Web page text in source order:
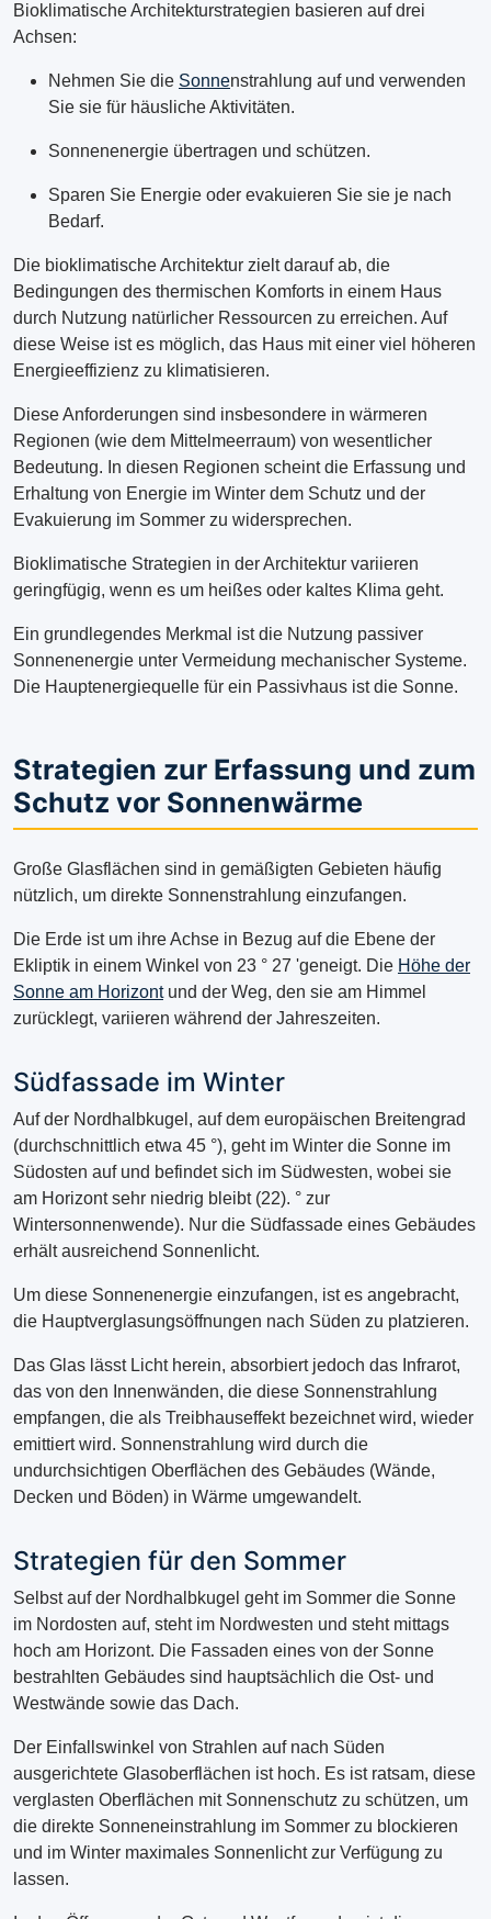
Bioklimatische Architekturstrategien basieren auf drei
Achsen:
Nehmen Sie die Sonnenstrahlung auf und verwenden
Sie sie für häusliche Aktivitäten.
Sonnenenergie übertragen und schützen.
Sparen Sie Energie oder evakuieren Sie sie je nach
Bedarf.
Die bioklimatische Architektur zielt darauf ab, die
Bedingungen des thermischen Komforts in einem Haus
durch Nutzung natürlicher Ressourcen zu erreichen. Auf
diese Weise ist es möglich, das Haus mit einer viel höheren
Energieeffizienz zu klimatisieren.
Diese Anforderungen sind insbesondere in wärmeren
Regionen (wie dem Mittelmeerraum) von wesentlicher
Bedeutung. In diesen Regionen scheint die Erfassung und
Erhaltung von Energie im Winter dem Schutz und der
Evakuierung im Sommer zu widersprechen.
Bioklimatische Strategien in der Architektur variieren
geringfügig, wenn es um heißes oder kaltes Klima geht.
Ein grundlegendes Merkmal ist die Nutzung passiver
Sonnenenergie unter Vermeidung mechanischer Systeme.
Die Hauptenergiequelle für ein Passivhaus ist die Sonne.
Strategien zur Erfassung und zum
Schutz vor Sonnenwärme
Große Glasflächen sind in gemäßigten Gebieten häufig
nützlich, um direkte Sonnenstrahlung einzufangen.
Die Erde ist um ihre Achse in Bezug auf die Ebene der
Ekliptik in einem Winkel von 23 ° 27 'geneigt. Die Höhe der
Sonne am Horizontund der Weg, den sie am Himmel
zurücklegt, variieren während der Jahreszeiten.
Südfassade im Winter
Auf der Nordhalbkugel, auf dem europäischen Breitengrad
(durchschnittlich etwa 45 °), geht im Winter die Sonne im
Südosten auf und befindet sich im Südwesten, wobei sie
am Horizont sehr niedrig bleibt (22). ° zur
Wintersonnenwende). Nur die Südfassade eines Gebäudes
erhält ausreichend Sonnenlicht.
Um diese Sonnenenergie einzufangen, ist es angebracht,
die Hauptverglasungsöffnungen nach Süden zu platzieren.
Das Glas lässt Licht herein, absorbiert jedoch das Infrarot,
das von den Innenwänden, die diese Sonnenstrahlung
empfangen, die als Treibhauseffekt bezeichnet wird, wieder
emittiert wird. Sonnenstrahlung wird durch die
undurchsichtigen Oberflächen des Gebäudes (Wände,
Decken und Böden) in Wärme umgewandelt.
Strategien für den Sommer
Selbst auf der Nordhalbkugel geht im Sommer die Sonne
im Nordosten auf, steht im Nordwesten und steht mittags
hoch am Horizont. Die Fassaden eines von der Sonne
bestrahlten Gebäudes sind hauptsächlich die Ost- und
Westwände sowie das Dach.
Der Einfallswinkel von Strahlen auf nach Süden
ausgerichtete Glasoberflächen ist hoch. Es ist ratsam, diese
verglasten Oberflächen mit Sonnenschutz zu schützen, um
die direkte Sonneneinstrahlung im Sommer zu blockieren
und im Winter maximales Sonnenlicht zur Verfügung zu
lassen.